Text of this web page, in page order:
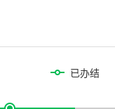
已办结